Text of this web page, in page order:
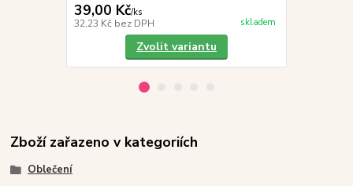
39,00 Kč/ks
32,23 Kč bez DPH skladem
Zvolit variantu
Zboží zařazeno v kategoriích
Oblečení